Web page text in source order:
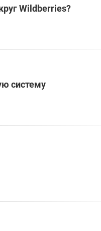
Wildberries?
систему